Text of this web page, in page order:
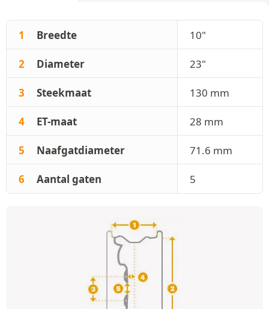
1 Breedte 10"
2 Diameter 23"
3 Steekmaat 130 mm
4 ET-maat 28 mm
5 Naafgatdiameter 71.6 mm
6 Aantal gaten 5